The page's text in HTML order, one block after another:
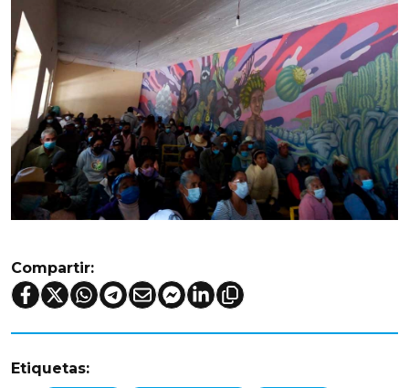
Compartir:
Etiquetas: